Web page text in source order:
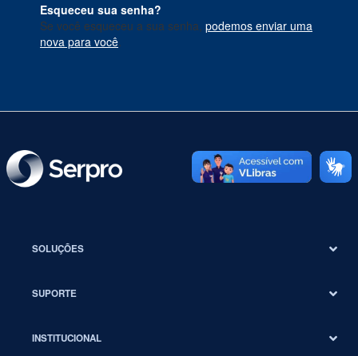
Esqueceu sua senha?
Se você esqueceu a sua senha, podemos enviar uma
nova para você
SOLUÇÕES
SUPORTE
INSTITUCIONAL